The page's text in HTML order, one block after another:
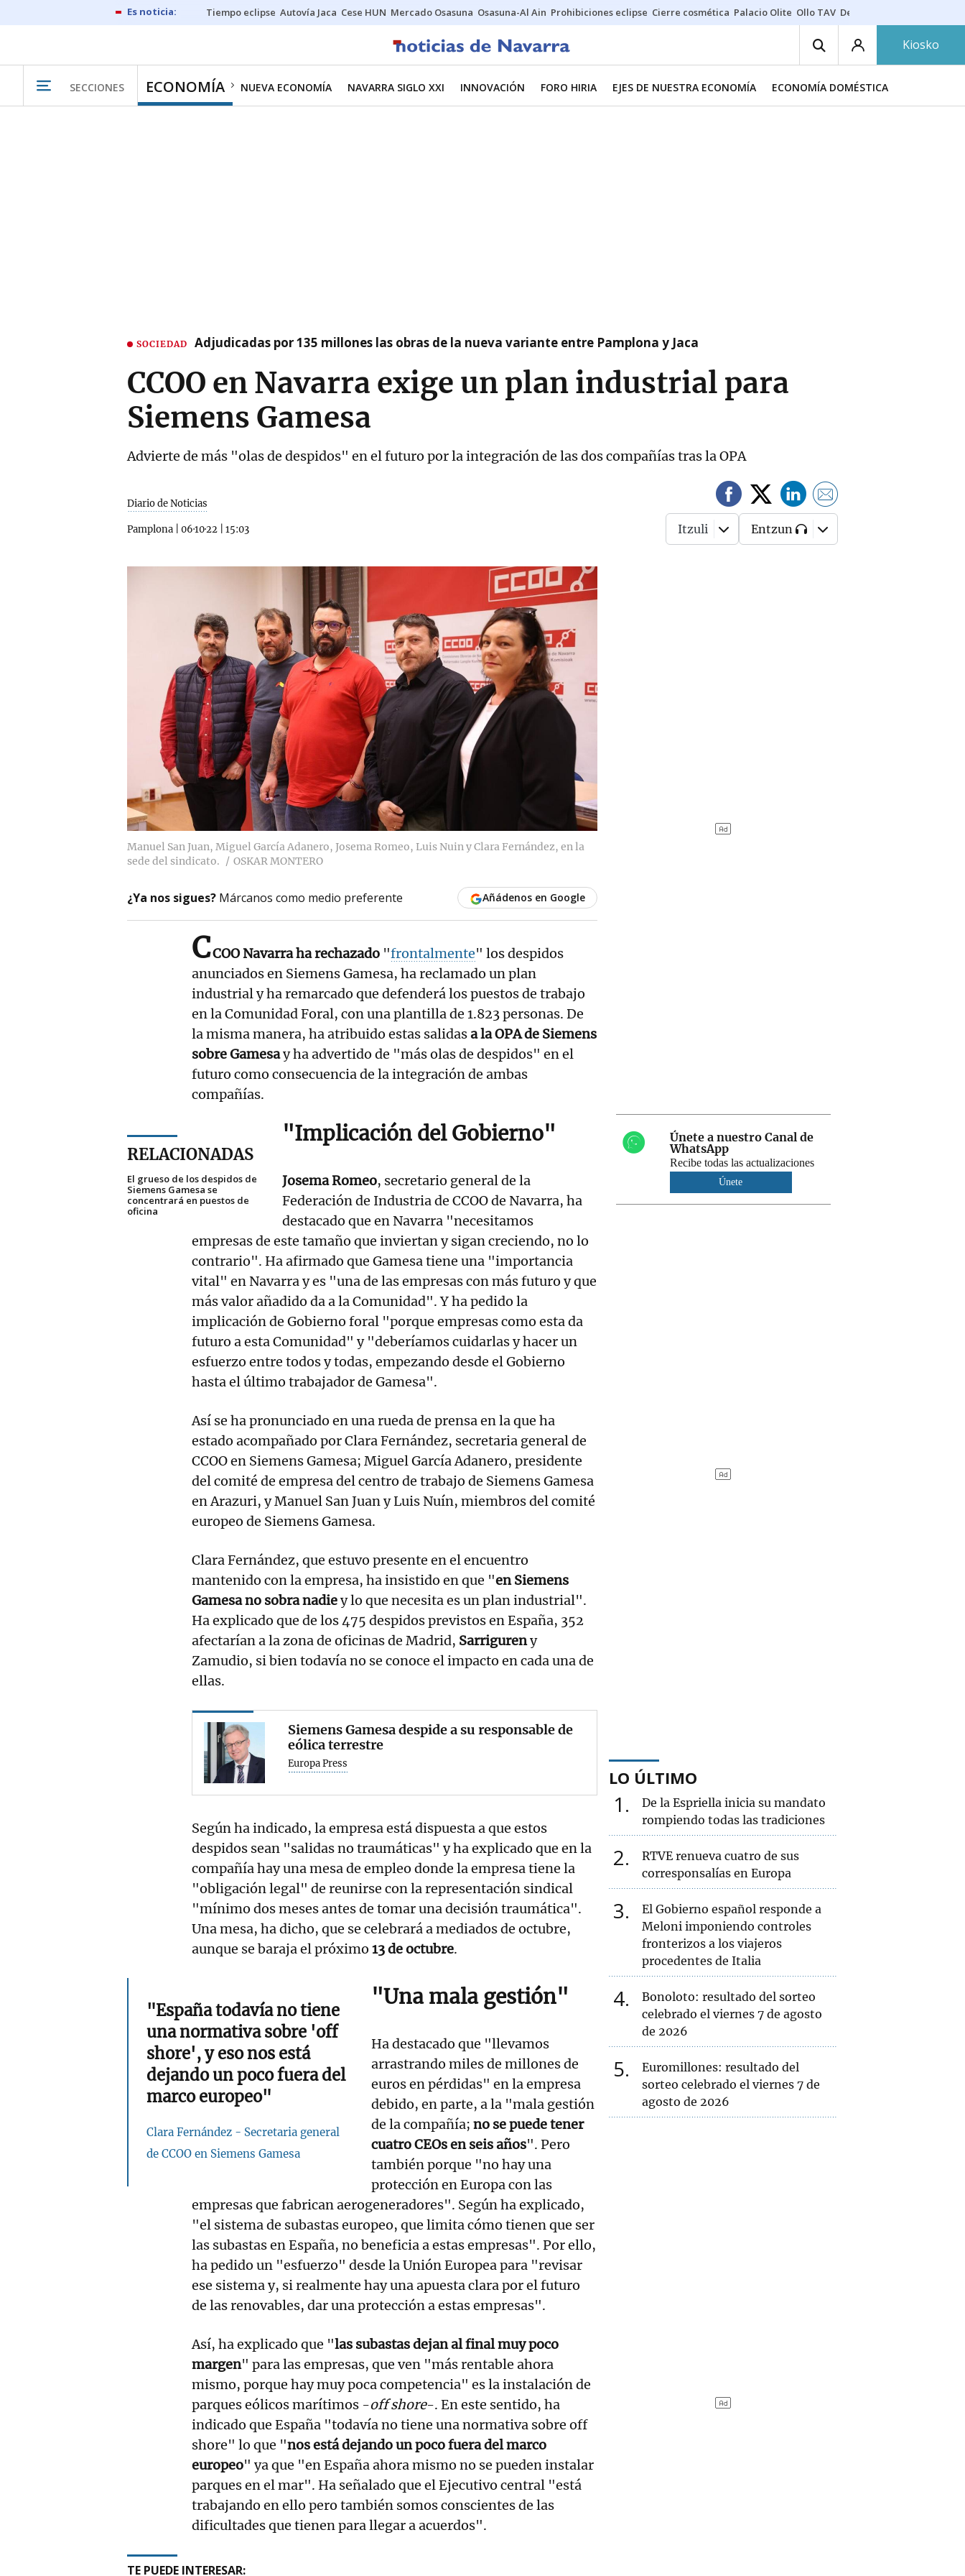
Tiempo eclipse Autovía Jaca Cese HUN Mercado Osasuna Osasuna-Al Ain Prohibiciones eclipse Cierre cosmética Palacio Olite Ollo TAV Derrama vecinos
Kiosko
SECCIONES ECONOMÍA NUEVA ECONOMÍA NAVARRA SIGLO XXI INNOVACIÓN FORO HIRIA EJES DE NUESTRA ECONOMÍA ECONOMÍA DOMÉSTICA
SOCIEDAD Adjudicadas por 135 millones las obras de la nueva variante entre Pamplona y Jaca
CCOO en Navarra exige un plan industrial para
Siemens Gamesa
Advierte de más "olas de despidos" en el futuro por la integración de las dos compañías tras la OPA
Diario de Noticias
Pamplona 06·10·22 15:03 Itzuli Entzun
Manuel San Juan, Miguel García Adanero, Josema Romeo, Luis Nuin y Clara Fernández, en la
sede del sindicato.
OSKAR MONTERO
¿Ya nos sigues? Márcanos como medio preferente Añádenos en Google
CCOO Navarra ha rechazado "frontalmente" los despidos
anunciados en Siemens Gamesa, ha reclamado un plan
industrial y ha remarcado que defenderá los puestos de trabajo
en la Comunidad Foral, con una plantilla de 1.823 personas. De
la misma manera, ha atribuido estas salidasa la OPA de Siemens
sobre Gamesay ha advertido de "más olas de despidos" en el
futuro como consecuencia de la integración de ambas
compañías.
RELACIONADAS
El grueso de los despidos de
Siemens Gamesa se
concentrará en puestos de
oficina
"Implicación del Gobierno"
Josema Romeo, secretario general de la
Federación de Industria de CCOO de Navarra, ha
destacado que en Navarra "necesitamos
empresas de este tamaño que inviertan y sigan creciendo, no lo
contrario". Ha afirmado que Gamesa tiene una "importancia
vital" en Navarra y es "una de las empresas con más futuro y que
más valor añadido da a la Comunidad". Y ha pedido la
implicación de Gobierno foral "porque empresas como esta da
futuro a esta Comunidad" y "deberíamos cuidarlas y hacer un
esfuerzo entre todos y todas, empezando desde el Gobierno
hasta el último trabajador de Gamesa".
Así se ha pronunciado en una rueda de prensa en la que ha
estado acompañado por Clara Fernández, secretaria general de
CCOO en Siemens Gamesa; Miguel García Adanero, presidente
del comité de empresa del centro de trabajo de Siemens Gamesa
en Arazuri, y Manuel San Juan y Luis Nuín, miembros del comité
europeo de Siemens Gamesa.
Clara Fernández, que estuvo presente en el encuentro
mantenido con la empresa, ha insistido en que "en Siemens
Gamesa no sobra nadiey lo que necesita es un plan industrial".
Ha explicado que de los 475 despidos previstos en España, 352
afectarían a la zona de oficinas de Madrid, Sarrigureny
Zamudio, si bien todavía no se conoce el impacto en cada una de
ellas.
Siemens Gamesa despide a su responsable de
eólica terrestre
Europa Press
Según ha indicado, la empresa está dispuesta a que estos
despidos sean "salidas no traumáticas" y ha explicado que en la
compañía hay una mesa de empleo donde la empresa tiene la
"obligación legal" de reunirse con la representación sindical
"mínimo dos meses antes de tomar una decisión traumática".
Una mesa, ha dicho, que se celebrará a mediados de octubre,
aunque se baraja el próximo 13 de octubre.
"España todavía no tiene
una normativa sobre 'off
shore', y eso nos está
dejando un poco fuera del
marco europeo"
Clara Fernández - Secretaria general
de CCOO en Siemens Gamesa
"Una mala gestión"
Ha destacado que "llevamos
arrastrando miles de millones de
euros en pérdidas" en la empresa
debido, en parte, a la "mala gestión
de la compañía;no se puede tener
cuatro CEOs en seis años". Pero
también porque "no hay una
protección en Europa con las
empresas que fabrican aerogeneradores". Según ha explicado,
"el sistema de subastas europeo, que limita cómo tienen que ser
las subastas en España, no beneficia a estas empresas". Por ello,
ha pedido un "esfuerzo" desde la Unión Europea para "revisar
ese sistema y, si realmente hay una apuesta clara por el futuro
de las renovables, dar una protección a estas empresas".
Así, ha explicado que "las subastas dejan al final muy poco
margen" para las empresas, que ven "más rentable ahora
mismo, porque hay muy poca competencia" es la instalación de
parques eólicos marítimos -off shore-. En este sentido, ha
indicado que España "todavía no tiene una normativa sobre off
shore" lo que "nos está dejando un poco fuera del marco
europeo" ya que "en España ahora mismo no se pueden instalar
parques en el mar". Ha señalado que el Ejecutivo central "está
trabajando en ello pero también somos conscientes de las
dificultades que tienen para llegar a acuerdos".
TE PUEDE INTERESAR:
Únete a nuestro Canal de
WhatsApp
Recibe todas las actualizaciones
Únete
LO ÚLTIMO
1
De la Espriella inicia su mandato
rompiendo todas las tradiciones
2
RTVE renueva cuatro de sus
corresponsalías en Europa
3
El Gobierno español responde a
Meloni imponiendo controles
fronterizos a los viajeros
procedentes de Italia
4
Bonoloto: resultado del sorteo
celebrado el viernes 7 de agosto
de 2026
5
Euromillones: resultado del
sorteo celebrado el viernes 7 de
agosto de 2026